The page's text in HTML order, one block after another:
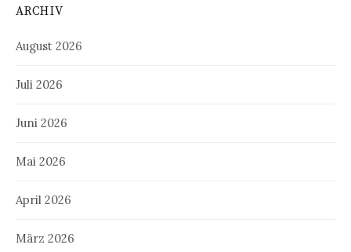
ARCHIV
August 2026
Juli 2026
Juni 2026
Mai 2026
April 2026
März 2026